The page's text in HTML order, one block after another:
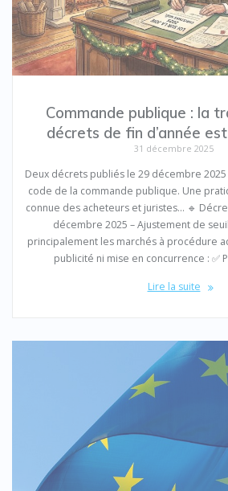
Commande publique : la
décrets de fin d’année
31 décembre 2025
Deux décrets publiés le 29 décembre
code de la commande publique. Une
connue des acheteurs et juristes… 🔹
décembre 2025 – Ajustement de
principalement les marchés à procédure
publicité ni mise en concurrence : ✅
Lire la suite